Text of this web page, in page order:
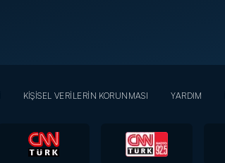
KİŞİSEL VERİLERİN KORUNMASI YARDIM